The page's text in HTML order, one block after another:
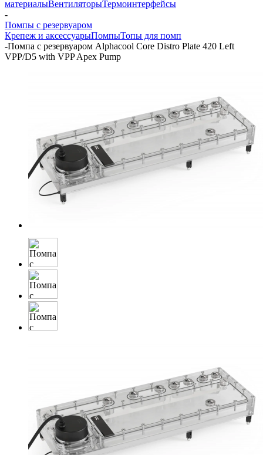
материалыВентиляторыТермоинтерфейсы
-
Помпы с резервуаром
Крепеж и аксессуарыПомпыТопы для помп
-Помпа с резервуаром Alphacool Core Distro Plate 420 Left
VPP/D5 with VPP Apex Pump